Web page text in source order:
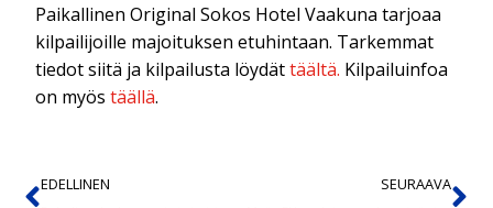
Paikallinen Original Sokos Hotel Vaakuna tarjoaa
kilpailijoille majoituksen etuhintaan. Tarkemmat
tiedot siitä ja kilpailusta löydättäältä. Kilpailuinfoa
on myöstäällä.
EDELLINEN SEURAAVA